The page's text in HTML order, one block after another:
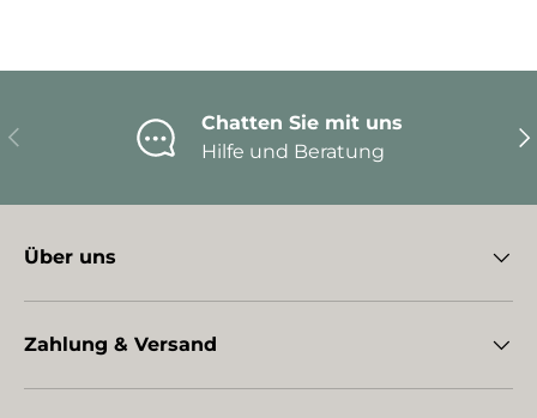
Vorherige
Chatten Sie mit uns
Hilfe und Beratung
Über uns
Zahlung & Versand